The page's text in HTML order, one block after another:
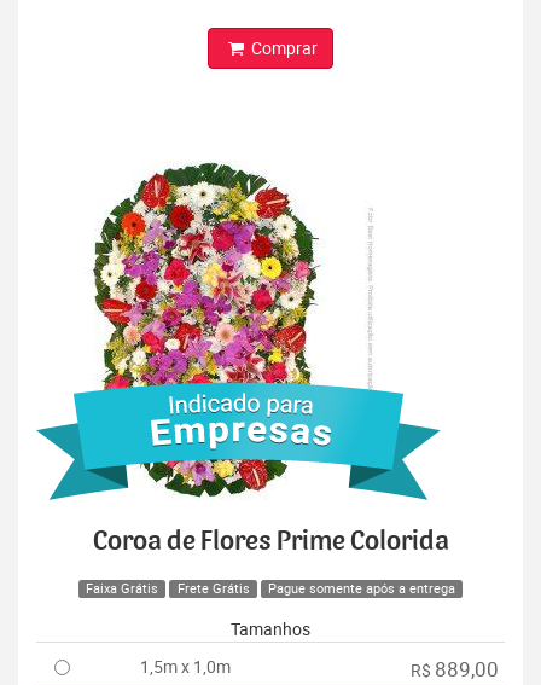
Comprar
Coroa de Flores Prime Colorida
Faixa Grátis Frete Grátis Pague somente após a entrega
Tamanhos
1,5m x 1,0m
R$ 889,00